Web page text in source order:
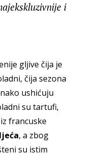
i
gljive čija je
čija sezona
ushićuju
su tartufi,
francuske
, a zbog
su istim